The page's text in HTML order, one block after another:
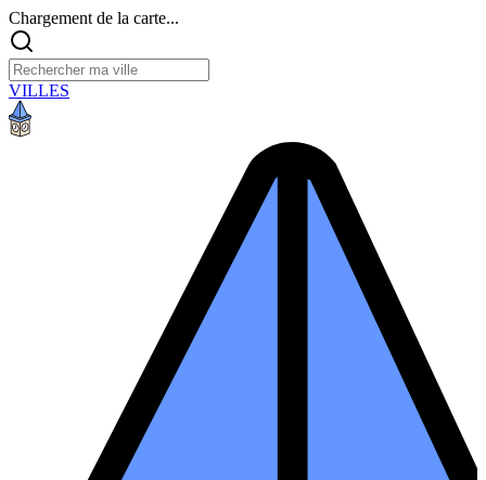
Chargement de la carte...
VILLES